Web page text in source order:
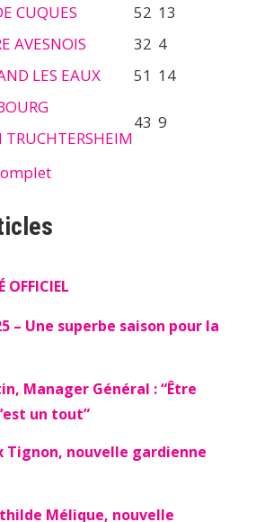
CUQUES 52 13
AVESNOIS 32 4
LES EAUX 51 14
43 9
OFFICIEL
– Une superbe saison pour la
Manager Général : “Être
un tout”
Tignon, nouvelle gardienne
Mélique, nouvelle